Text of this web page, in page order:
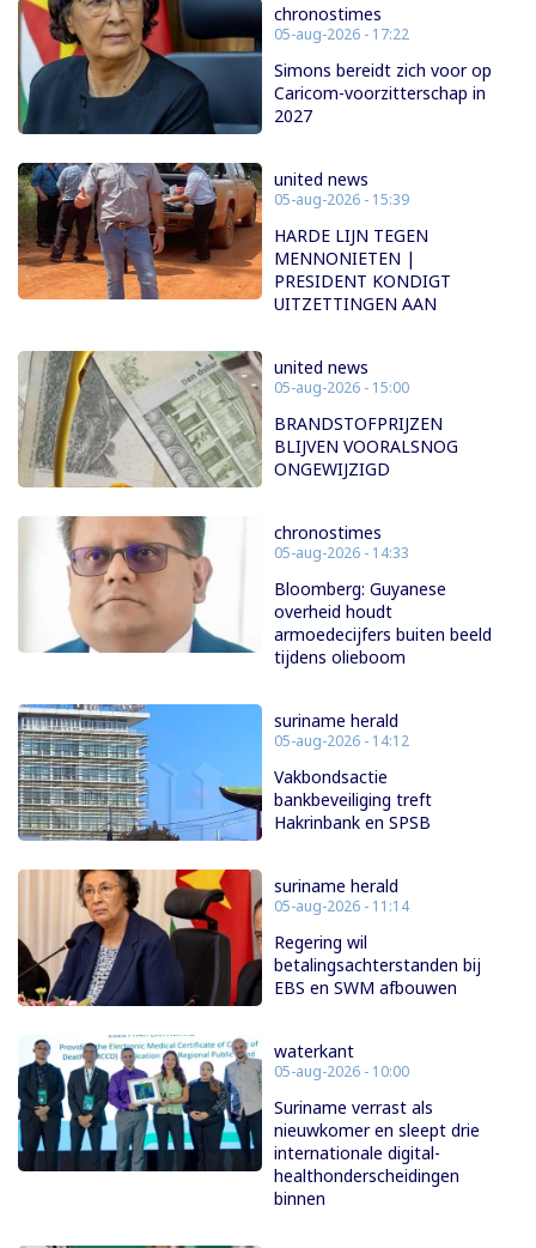
chronostimes
05-aug-2026 - 17:22
Simons bereidt zich voor op
Caricom-voorzitterschap in
2027
united news
05-aug-2026 - 15:39
HARDE LIJN TEGEN
MENNONIETEN |
PRESIDENT KONDIGT
UITZETTINGEN AAN
united news
05-aug-2026 - 15:00
BRANDSTOFPRIJZEN
BLIJVEN VOORALSNOG
ONGEWIJZIGD
chronostimes
05-aug-2026 - 14:33
Bloomberg: Guyanese
overheid houdt
armoedecijfers buiten beeld
tijdens olieboom
suriname herald
05-aug-2026 - 14:12
Vakbondsactie
bankbeveiliging treft
Hakrinbank en SPSB
suriname herald
05-aug-2026 - 11:14
Regering wil
betalingsachterstanden bij
EBS en SWM afbouwen
waterkant
05-aug-2026 - 10:00
Suriname verrast als
nieuwkomer en sleept drie
internationale digital-
healthonderscheidingen
binnen